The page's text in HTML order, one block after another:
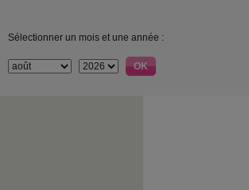
Sélectionner un mois et une année :